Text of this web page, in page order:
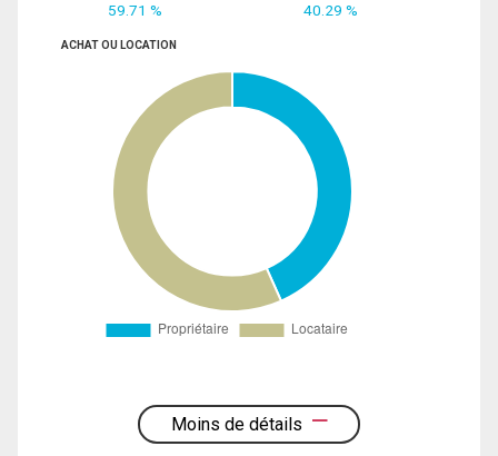
59.71 % 40.29 %
ACHAT OU LOCATION
Moins de détails